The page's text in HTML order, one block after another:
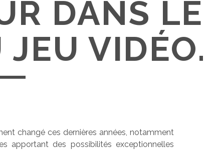
DANS LE
VIDÉO.
changé ces dernières années, notamment
apportant des possibilités exceptionnelles